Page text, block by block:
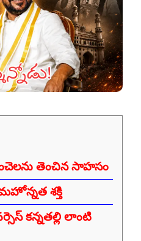
తెంచిన సాహసం
శక్తి
కన్నతల్లి లాంటి